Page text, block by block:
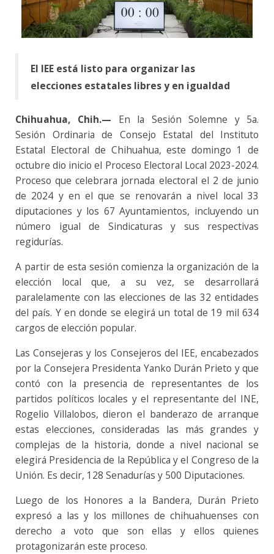
El IEE está listo para organizar las
elecciones estatales libres y en igualdad
Chihuahua, Chih.—
En la Sesión Solemne y 5a.
Sesión Ordinaria de Consejo Estatal del Instituto
Estatal Electoral de Chihuahua, este domingo 1 de
octubre dio inicio el Proceso Electoral Local 2023-2024.
Proceso que celebrara jornada electoral el 2 de junio
de 2024 y en el que se renovarán a nivel local 33
diputaciones y los 67 Ayuntamientos, incluyendo un
número igual de Sindicaturas y sus respectivas
regidurías.
A partir de esta sesión comienza la organización de la
elección local que, a su vez, se desarrollará
paralelamente con las elecciones de las 32 entidades
del país. Y en donde se elegirá un total de 19 mil 634
cargos de elección popular.
Las Consejeras y los Consejeros del IEE, encabezados
por la Consejera Presidenta Yanko Durán Prieto y que
contó con la presencia de representantes de los
partidos políticos locales y el representante del INE,
Rogelio Villalobos, dieron el banderazo de arranque
estas elecciones, consideradas las más grandes y
complejas de la historia, donde a nivel nacional se
elegirá Presidencia de la República y el Congreso de la
Unión. Es decir, 128 Senadurías y 500 Diputaciones.
Luego de los Honores a la Bandera, Durán Prieto
expresó a las y los millones de chihuahuenses con
derecho a voto que son ellas y ellos quienes
protagonizarán este proceso.